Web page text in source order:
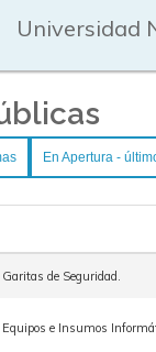
Universidad
En Apertura -
de Seguridad.
e Insumos